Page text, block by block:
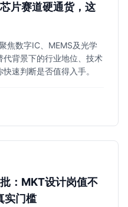
片赛道硬通货，这
焦数字IC、MEMS及光学
背景下的行业地位、技术
速判断是否值得入手。
：MKT设计岗值不
实门槛